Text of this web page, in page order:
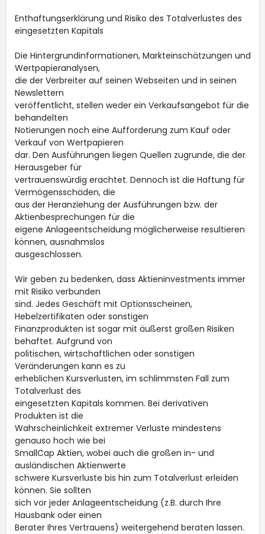
Enthaftungserklärung und Risiko des Totalverlustes des
eingesetzten Kapitals
Die Hintergrundinformationen, Markteinschätzungen und
Wertpapieranalysen,
die der Verbreiter auf seinen Webseiten und in seinen
Newslettern
veröffentlicht, stellen weder ein Verkaufsangebot für die
behandelten
Notierungen noch eine Aufforderung zum Kauf oder
Verkauf von Wertpapieren
dar. Den Ausführungen liegen Quellen zugrunde, die der
Herausgeber für
vertrauenswürdig erachtet. Dennoch ist die Haftung für
Vermögensschäden, die
aus der Heranziehung der Ausführungen bzw. der
Aktienbesprechungen für die
eigene Anlageentscheidung möglicherweise resultieren
können, ausnahmslos
ausgeschlossen.
Wir geben zu bedenken, dass Aktieninvestments immer
mit Risiko verbunden
sind. Jedes Geschäft mit Optionsscheinen,
Hebelzertifikaten oder sonstigen
Finanzprodukten ist sogar mit äußerst großen Risiken
behaftet. Aufgrund von
politischen, wirtschaftlichen oder sonstigen
Veränderungen kann es zu
erheblichen Kursverlusten, im schlimmsten Fall zum
Totalverlust des
eingesetzten Kapitals kommen. Bei derivativen
Produkten ist die
Wahrscheinlichkeit extremer Verluste mindestens
genauso hoch wie bei
SmallCap Aktien, wobei auch die großen in- und
ausländischen Aktienwerte
schwere Kursverluste bis hin zum Totalverlust erleiden
können. Sie sollten
sich vor jeder Anlageentscheidung (z.B. durch Ihre
Hausbank oder einen
Berater Ihres Vertrauens) weitergehend beraten lassen.